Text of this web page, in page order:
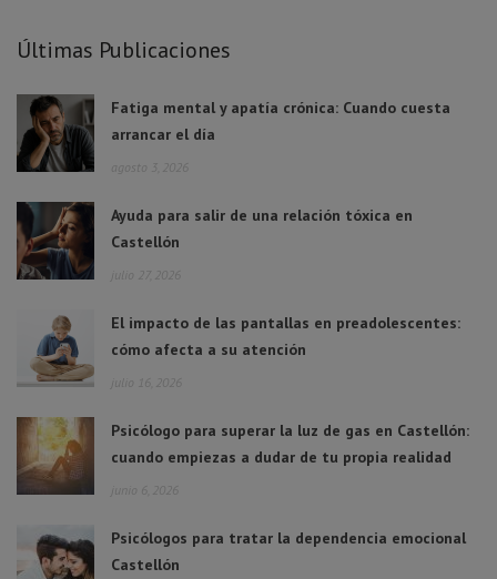
Últimas Publicaciones
Fatiga mental y apatía crónica: Cuando cuesta
arrancar el día
agosto 3, 2026
Ayuda para salir de una relación tóxica en
Castellón
julio 27, 2026
El impacto de las pantallas en preadolescentes:
cómo afecta a su atención
julio 16, 2026
Psicólogo para superar la luz de gas en Castellón:
cuando empiezas a dudar de tu propia realidad
junio 6, 2026
Psicólogos para tratar la dependencia emocional
Castellón